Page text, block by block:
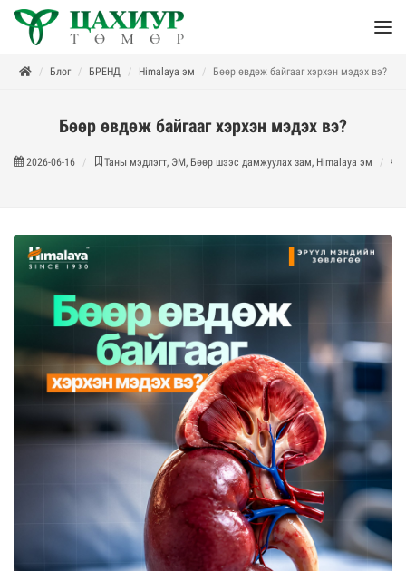
Блог БРЕНД Himalaya эм Бөөр өвдөж байгааг хэрхэн мэдэх вэ?
Бөөр өвдөж байгааг хэрхэн мэдэх вэ?
2026-06-16 Таны мэдлэгт, ЭМ, Бөөр шээс дамжуулах зам, Himalaya эм